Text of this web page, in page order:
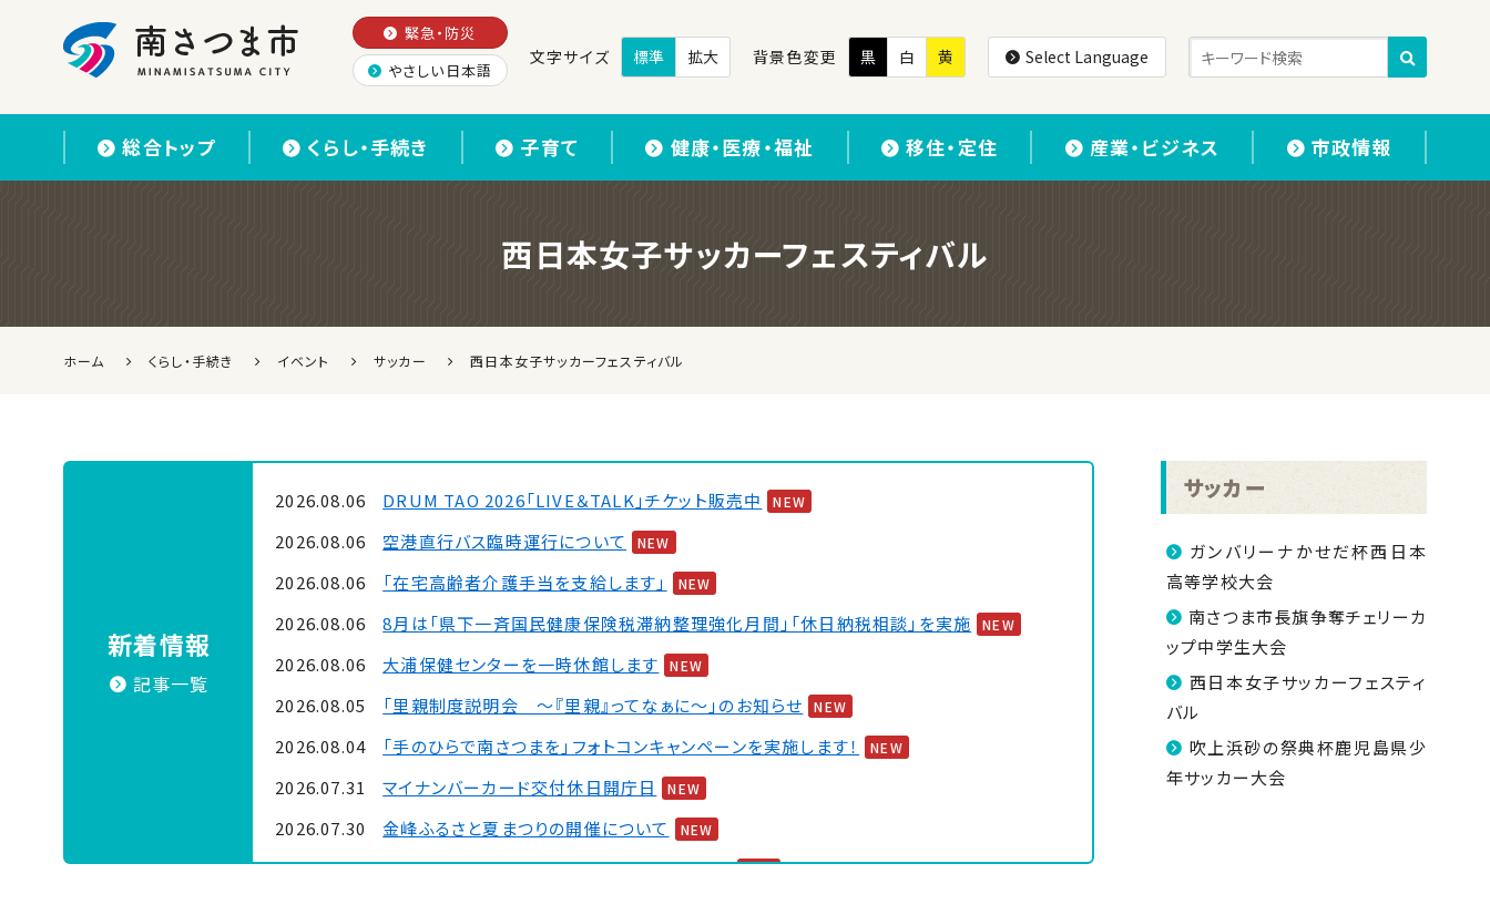
緊急・防災
やさしい日本語
文字サイズ 標準 拡大 背景色変更 黒 白 黄 Select Language
総合トップ くらし・手続き 子育て 健康・医療・福祉 移住・定住 産業・ビジネス 市政情報
西日本女子サッカーフェスティバル
ホーム くらし・手続き イベント サッカー 西日本女子サッカーフェスティバル
新着情報
記事一覧
2026.08.06 DRUM TAO 2026「LIVE＆TALK」チケット販売中 NEW
2026.08.06 空港直行バス臨時運行について NEW
2026.08.06 「在宅高齢者介護手当を支給します」 NEW
2026.08.06 8月は「県下一斉国民健康保険税滞納整理強化月間」「休日納税相談」を実施 NEW
2026.08.06 大浦保健センターを一時休館します NEW
2026.08.05 「里親制度説明会 ～『里親』ってなぁに～」のお知らせ NEW
2026.08.04 「手のひらで南さつまを」フォトコンキャンペーンを実施します！ NEW
2026.07.31 マイナンバーカード交付休日開庁日 NEW
2026.07.30 金峰ふるさと夏まつりの開催について NEW
2026.07.30 吹上浜海浜公園 婚活イベント2026 第2弾 NEW
サッカー
ガンバリーナかせだ杯西日本
高等学校大会
南さつま市長旗争奪チェリーカ
ップ中学生大会
西日本女子サッカーフェスティ
バル
吹上浜砂の祭典杯鹿児島県少
年サッカー大会